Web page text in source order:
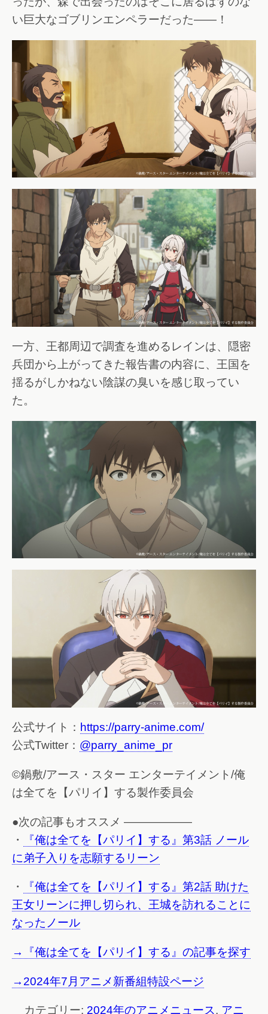
い巨大なゴブリンエンペラーだった――！
一方、王都周辺で調査を進めるレインは、隠密
兵団から上がってきた報告書の内容に、王国を
揺るがしかねない陰謀の臭いを感じ取ってい
た。
公式サイト： https://parry-anime.com/
公式Twitter： @parry_anime_pr
©鍋敷/アース・スター エンターテイメント/俺
は全てを【パリイ】する製作委員会
●次の記事もオススメ ——————
・
『俺は全てを【パリイ】する』第3話 ノール
に弟子入りを志願するリーン
・
『俺は全てを【パリイ】する』第2話 助けた
王女リーンに押し切られ、王城を訪れることに
なったノール
→『俺は全てを【パリイ】する』の記事を探す
→2024年7月アニメ新番組特設ページ
カテゴリー: 2024年のアニメニュース, アニ